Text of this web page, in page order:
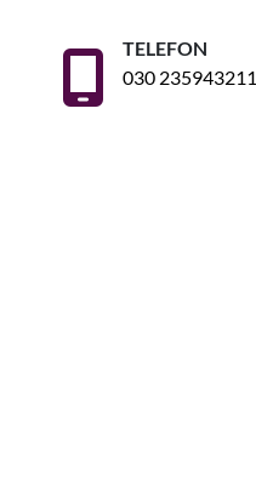
TELEFON
030 235943211